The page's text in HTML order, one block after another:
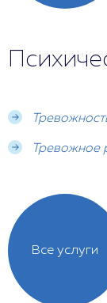
Тревожное
Все услуги